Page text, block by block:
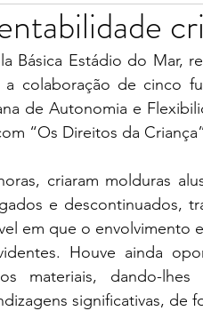
ebpol ubuntu
colaboração de cinco
de Autonomia e
“Os Direitos da
e descontinuados,
em que o envolvimento
Houve ainda
materiais, dando-
significativas, de